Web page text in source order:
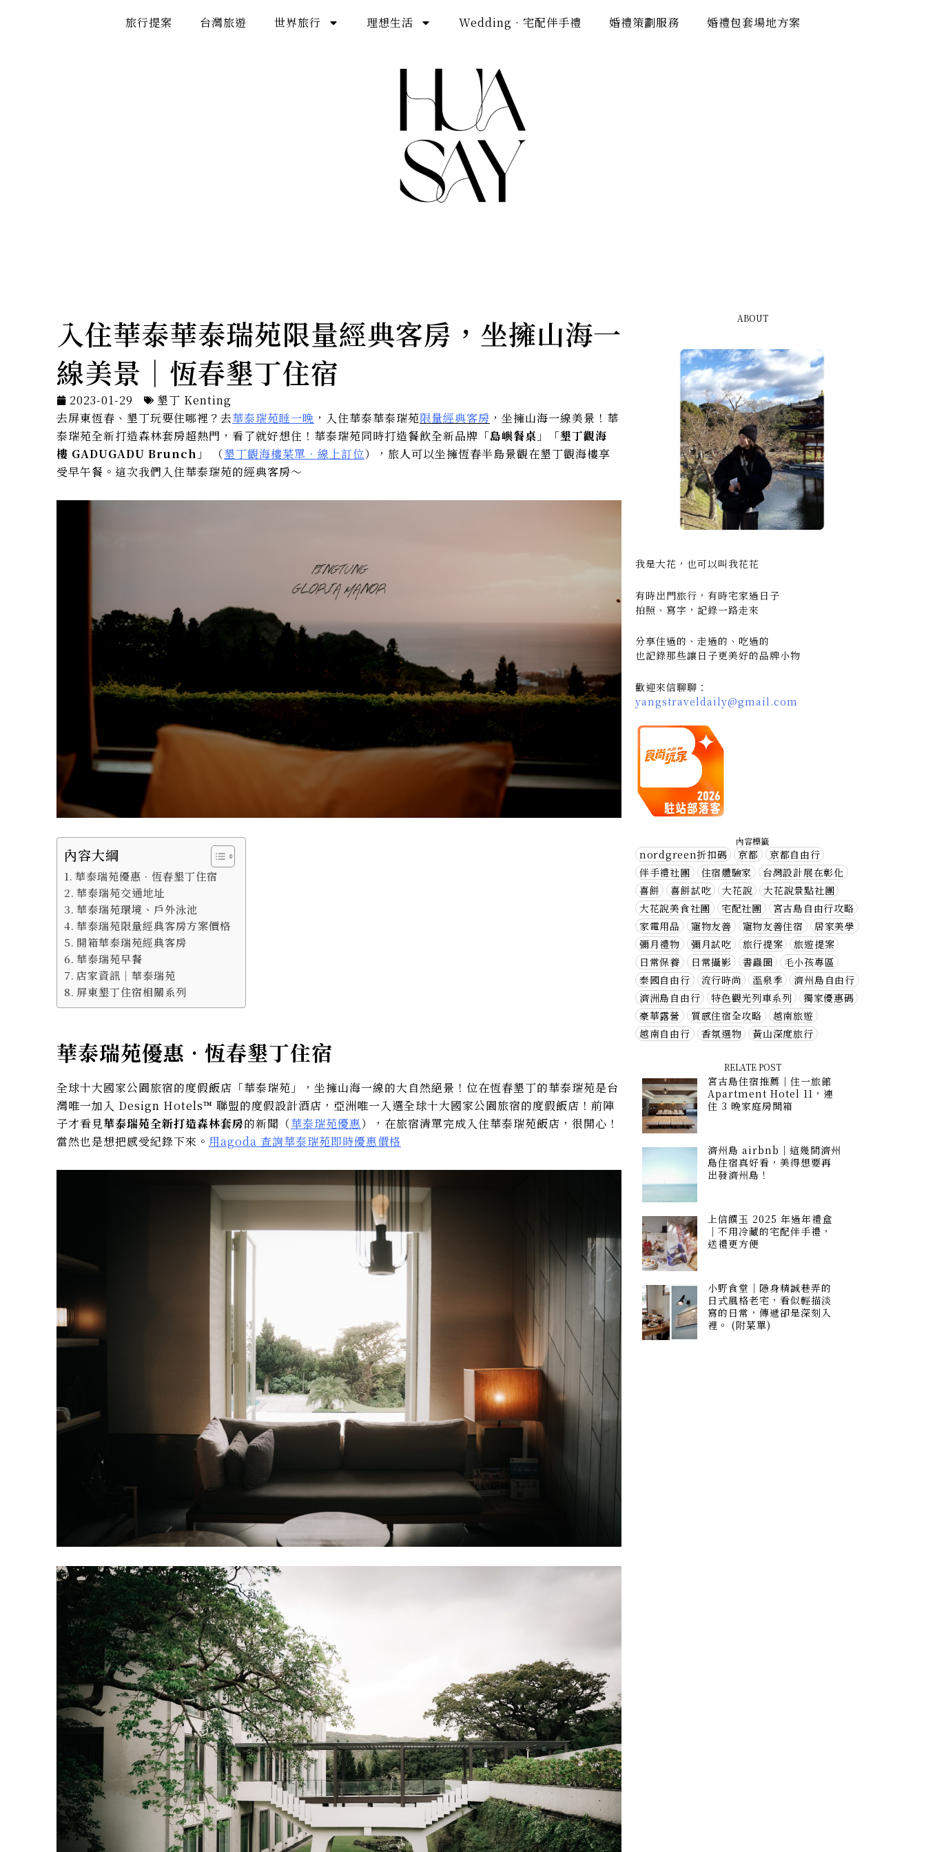
旅行提案 台灣旅遊 世界旅行 理想生活 Wedding · 宅配伴手禮 婚禮策劃服務 婚禮包套場地方案
入住華泰華泰瑞苑限量經典客房，坐擁山海一
線美景｜恆春墾丁住宿
2023-01-29
墾丁 Kenting
去屏東恆春、墾丁玩要住哪裡？去華泰瑞苑睡一晚 ，入住華泰華泰瑞苑限量經典客房 ，坐擁山海一線美景！華
泰瑞苑全新打造森林套房超熱門，看了就好想住！華泰瑞苑同時打造餐飲全新品牌「島嶼餐桌 」「墾丁觀海
樓 GADUGADU Brunch 」 （墾丁觀海樓菜單．線上訂位），旅人可以坐擁恆春半島景觀在墾丁觀海樓享
受早午餐。這次我們入住華泰瑞苑的經典客房～
內容大綱
華泰瑞苑優惠 · 恆春墾丁住宿
華泰瑞苑交通地址
華泰瑞苑環境、戶外泳池
華泰瑞苑限量經典客房方案價格
開箱華泰瑞苑經典客房
華泰瑞苑早餐
店家資訊｜華泰瑞苑
屏東墾丁住宿相關系列
華泰瑞苑優惠 · 恆春墾丁住宿
全球十大國家公園旅宿的度假飯店「華泰瑞苑」，坐擁山海一線的大自然絕景！位在恆春墾丁的華泰瑞苑是台
灣唯一加入 Design Hotels™ 聯盟的度假設計酒店，亞洲唯一入選全球十大國家公園旅宿的度假飯店！前陣
子才看見華泰瑞苑全新打造森林套房的新聞（華泰瑞苑優惠），在旅宿清單完成入住華泰瑞苑飯店，很開心！
當然也是想把感受紀錄下來。 用agoda 查詢華泰瑞苑即時優惠價格
ABOUT
我是大花，也可以叫我花花
有時出門旅行，有時宅家過日子
拍照、寫字，記錄一路走來
分享住過的、走過的、吃過的
也記錄那些讓日子更美好的品牌小物
歡迎來信聊聊：
yangstraveldaily@gmail.com
內容標籤
nordgreen折扣碼 京都
京都自由行
伴手禮社團
住宿體驗家
台灣設計展在彰化
喜餅
喜餅試吃 大花說
大花說景點社團
大花說美食社團
宅配社團
宮古島自由行攻略
家電用品
寵物友善 寵物友善住宿
居家美學
彌月禮物
彌月試吃 旅行提案
旅遊提案
日常保養
日常攝影 書蟲圈
毛小孩專區
泰國自由行
流行時尚 溫泉季
濟州島自由行
濟洲島自由行
特色觀光列車系列
獨家優惠碼
豪華露營
質感住宿全攻略
越南旅遊
越南自由行
香氛選物 黃山深度旅行
RELATE POST
宮古島住宿推薦｜住一旅館
Apartment Hotel 11，連
住 3 晚家庭房開箱
濟州島 airbnb｜這幾間濟州
島住宿真好看，美得想要再
出發濟州島！
上信饌玉 2025 年過年禮盒
｜不用冷藏的宅配伴手禮，
送禮更方便
小野食堂｜隱身精誠巷弄的
日式風格老宅，看似輕描淡
寫的日常，傳遞卻是深刻入
裡。 (附菜單)